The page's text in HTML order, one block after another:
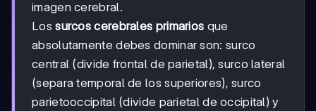
imagen cerebral.
Lossurcos cerebrales primarios que
absolutamente debes dominar son: surco
central (divide frontal de parietal), surco lateral
(separa temporal de los superiores), surco
parietooccipital (divide parietal de occipital) y